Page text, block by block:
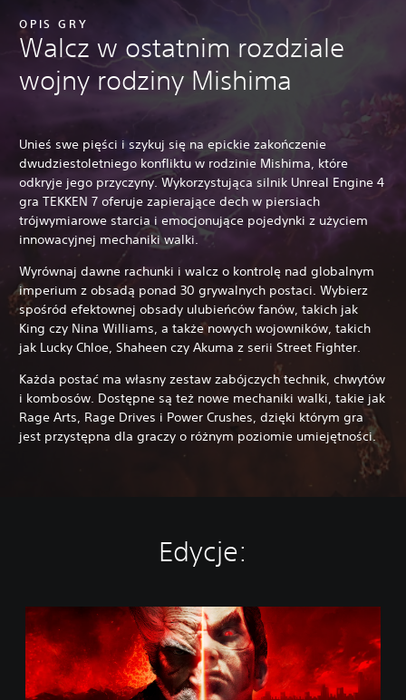
OPIS GRY
Walcz w ostatnim rozdziale
wojny rodziny Mishima
Unieś swe pięści i szykuj się na epickie zakończenie
dwudziestoletniego konfliktu w rodzinie Mishima, które
odkryje jego przyczyny. Wykorzystująca silnik Unreal Engine 4
gra TEKKEN 7 oferuje zapierające dech w piersiach
trójwymiarowe starcia i emocjonujące pojedynki z użyciem
innowacyjnej mechaniki walki.
Wyrównaj dawne rachunki i walcz o kontrolę nad globalnym
imperium z obsadą ponad 30 grywalnych postaci. Wybierz
spośród efektownej obsady ulubieńców fanów, takich jak
King czy Nina Williams, a także nowych wojowników, takich
jak Lucky Chloe, Shaheen czy Akuma z serii Street Fighter.
Każda postać ma własny zestaw zabójczych technik, chwytów
i kombosów. Dostępne są też nowe mechaniki walki, takie jak
Rage Arts, Rage Drives i Power Crushes, dzięki którym gra
jest przystępna dla graczy o różnym poziomie umiejętności.
Edycje:
S
t
a
n
d